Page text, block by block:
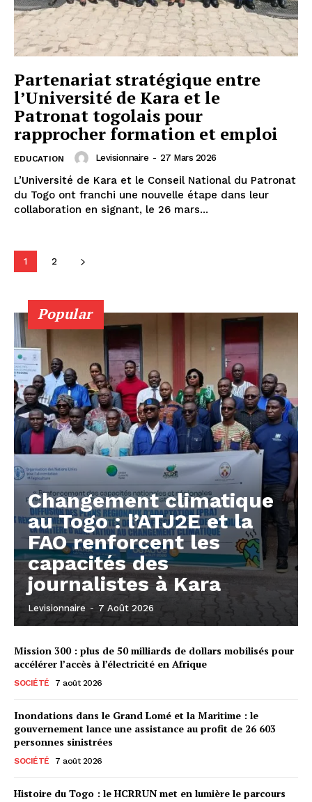
Partenariat stratégique entre
l’Université de Kara et le
Patronat togolais pour
rapprocher formation et emploi
EDUCATION Levisionnaire - 27 Mars 2026
L’Université de Kara et le Conseil National du Patronat
du Togo ont franchi une nouvelle étape dans leur
collaboration en signant, le 26 mars...
1 2
Popular
Changement climatique
au Togo : l’ATJ2E et la
FAO renforcent les
capacités des
journalistes à Kara
Levisionnaire - 7 Août 2026
Mission 300 : plus de 50 milliards de dollars mobilisés pour
accélérer l’accès à l’électricité en Afrique
SOCIÉTÉ 7 août 2026
Inondations dans le Grand Lomé et la Maritime : le
gouvernement lance une assistance au profit de 26 603
personnes sinistrées
SOCIÉTÉ 7 août 2026
Histoire du Togo : le HCRRUN met en lumière le parcours